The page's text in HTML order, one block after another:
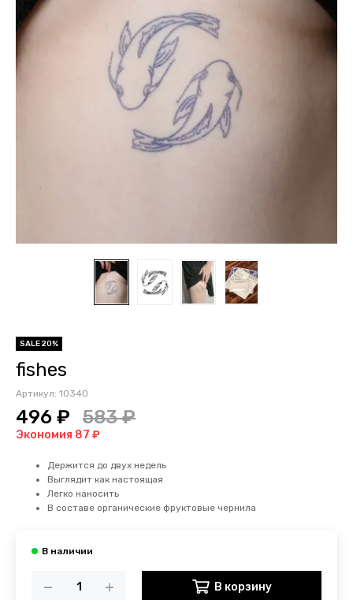
SALE 20%
fishes
Артикул: 10340
496 ₽ 583 ₽
Экономия 87 ₽
Держится до двух недель
Выглядит как настоящая
Легко наносить
В составе органические фруктовые чернила
В корзину